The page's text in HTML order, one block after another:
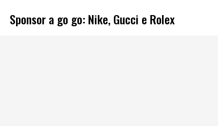
Sponsor a go go: Nike, Gucci e Rolex